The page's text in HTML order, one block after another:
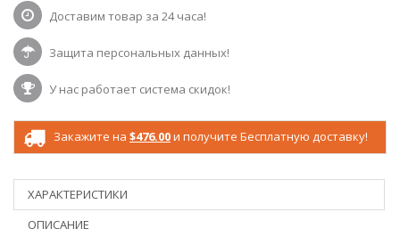
Доставим товар за 24 часа!
Защита персональных данных!
У нас работает система скидок!
Закажите на $476.00и получите Бесплатную доставку!
ХАРАКТЕРИСТИКИ
ОПИСАНИЕ